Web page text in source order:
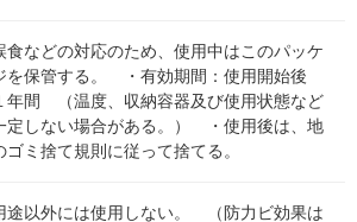
食などの対応のため、使用中はこのパッケ
を保管する。 ・有効期間：使用開始後
年間 （温度、収納容器及び使用状態など
定しない場合がある。） ・使用後は、地
ゴミ捨て規則に従って捨てる。
途以外には使用しない。 （防力ビ効果は